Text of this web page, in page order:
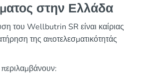
στην Ελλάδα
του Wellbutrin SR είναι καίριας
της αποτελεσματικότητάς